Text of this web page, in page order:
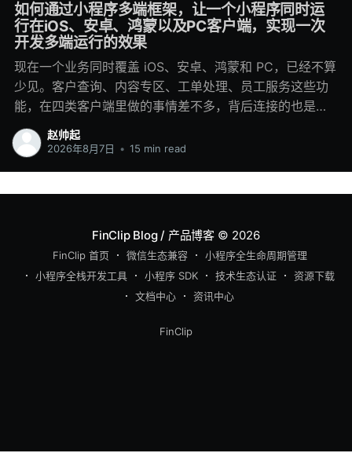
如何通过小程序多端框架，让一个小程序同时运
行在iOS、安卓、鸿蒙以及PC客户端，实现一次
开发多端运行的效果
现在一个业务同时覆盖 iOS、安卓、鸿蒙和 PC，已经不算
少见。客户查询、内容专区、工单处理、员工服务这些功
能，在四类客户端里做的事情差不多，背后连接的也是同
一套业务系统，但开发时经常会落进四个工程：移动端各
写一套，鸿蒙再做适配，PC 端重新处理窗口和键鼠交互。
看起来是在维护四个客户端，团队花掉的时间却有很大一
部分是在重复同一项业务改动。 小程序多端框架解决的是
这类重复建设。页面、路由、表单、接口调用和业务规则
保留在一套小程序工程中，iOS、安卓、鸿蒙和 PC 客户端
设备能力仍由各端处理，上层业务则围绕同一份代码继续
赵帅起
2026年8月7日 • 15 min read
FinClip Blog / 产品博客© 2026
FinClip 首页 微信生态兼容
小程序全生命周期管理
小程序全栈开发工具
小程序 SDK 技术生态认证
资源下载
文档中心
资讯中心
FinClip